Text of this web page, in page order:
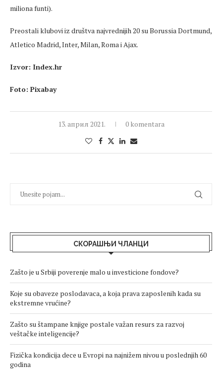
miliona funti).
Preostali klubovi iz društva najvrednijih 20 su Borussia Dortmund,
Atletico Madrid, Inter, Milan, Roma i Ajax.
Izvor: Index.hr
Foto: Pixabay
13. април 2021. 0 komentara
СКОРАШЊИ ЧЛАНЦИ
Zašto je u Srbiji poverenje malo u investicione fondove?
Koje su obaveze poslodavaca, a koja prava zaposlenih kada su
ekstremne vrućine?
Zašto su štampane knjige postale važan resurs za razvoj
veštačke inteligencije?
Fizička kondicija dece u Evropi na najnižem nivou u poslednjih 60
godina